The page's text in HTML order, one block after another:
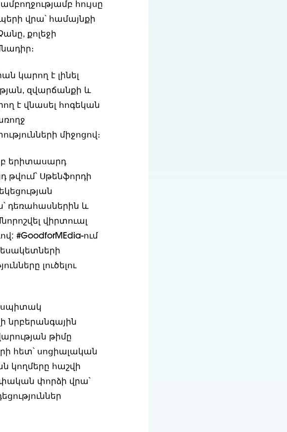
հույսը
վրա՝ համայնքի
քոլեջի
կարող է լինել
զվարճանքի և
է վնասել հոգեկան
միջոցով։
երիտասարդ
Սթենֆորդի
դեռահասներին և
վիրտուալ
#GoodforMEdia-ում
լուծելու
սպիտակ
նրբերանգային
թիմը
հետ՝ սոցիալական
կողմերը հաշվի
փորձի վրա՝